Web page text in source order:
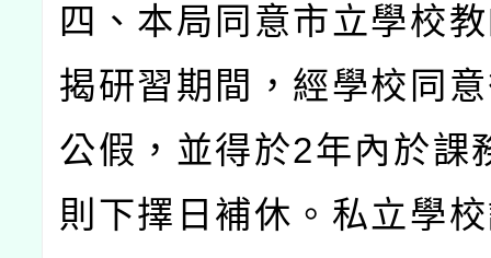
四、本局同意市立學校
揭研習期間，經學校同
公假，並得於2年內於課
則下擇日補休。私立學